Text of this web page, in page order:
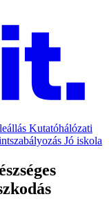
Kutatóhálózati
Jó iskola